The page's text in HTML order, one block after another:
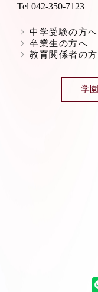
Tel 042-350-7123
中学受験の方へ
卒業生の方へ
教育関係者の
学